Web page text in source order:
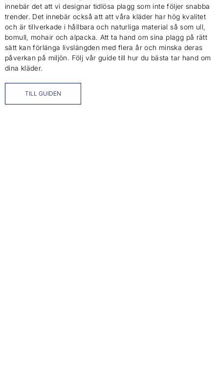
innebär det att vi designar tidlösa plagg som inte följer snabba
trender. Det innebär också att att våra kläder har hög kvalitet
och är tillverkade i hållbara och naturliga material så som ull,
bomull, mohair och alpacka. Att ta hand om sina plagg på rätt
sätt kan förlänga livslängden med flera år och minska deras
påverkan på miljön. Följ vår guide till hur du bästa tar hand om
dina kläder.
TILL GUIDEN